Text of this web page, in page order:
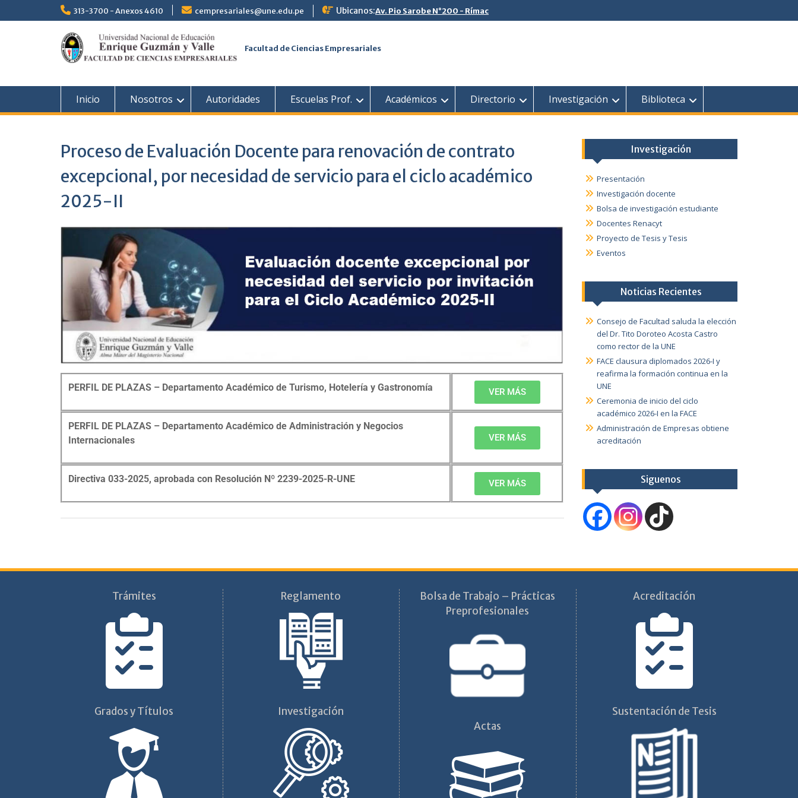
313-3700 - Anexos 4610 cempresariales@une.edu.pe Ubicanos:Av. Pio Sarobe N°200 - Rímac
Facultad de Ciencias Empresariales
Inicio Nosotros Autoridades Escuelas Prof. Académicos Directorio Investigación Biblioteca
Proceso de Evaluación Docente para renovación de contrato
excepcional, por necesidad de servicio para el ciclo académico
2025-II
PERFIL DE PLAZAS – Departamento Académico de Turismo, Hotelería y Gastronomía VER MÁS
PERFIL DE PLAZAS – Departamento Académico de Administración y Negocios
Internacionales
VER MÁS
Directiva 033-2025, aprobada con Resolución Nº 2239-2025-R-UNE VER MÁS
Investigación
Presentación
Investigación docente
Bolsa de investigación estudiante
Docentes Renacyt
Proyecto de Tesis y Tesis
Eventos
Noticias Recientes
Consejo de Facultad saluda la elección
del Dr. Tito Doroteo Acosta Castro
como rector de la UNE
FACE clausura diplomados 2026-I y
reafirma la formación continua en la
UNE
Ceremonia de inicio del ciclo
académico 2026-I en la FACE
Administración de Empresas obtiene
acreditación
Siguenos
Trámites
Grados y Títulos
Reglamento
Investigación
Bolsa de Trabajo – Prácticas
Preprofesionales
Actas
Acreditación
Sustentación de Tesis